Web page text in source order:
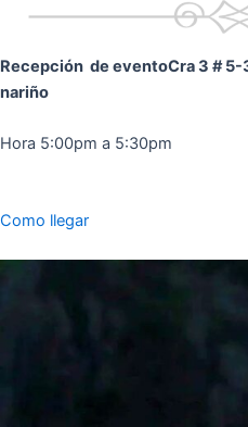
Recepción de eventoCra 3 # 5-
nariño
Hora 5:00pm a 5:30pm
Como llegar